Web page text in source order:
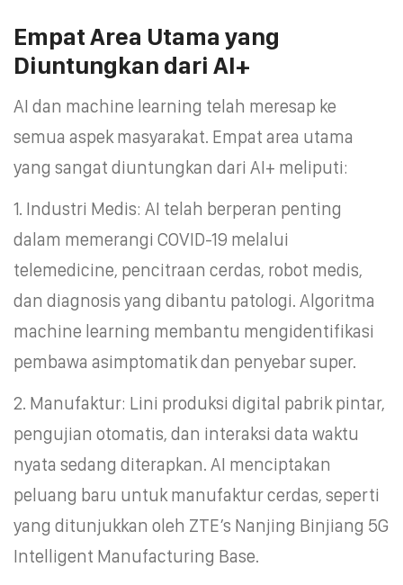
Empat Area Utama yang
Diuntungkan dari AI+
AI dan machine learning telah meresap ke
semua aspek masyarakat. Empat area utama
yang sangat diuntungkan dari AI+ meliputi:
1. Industri Medis: AI telah berperan penting
dalam memerangi COVID-19 melalui
telemedicine, pencitraan cerdas, robot medis,
dan diagnosis yang dibantu patologi. Algoritma
machine learning membantu mengidentifikasi
pembawa asimptomatik dan penyebar super.
2. Manufaktur: Lini produksi digital pabrik pintar,
pengujian otomatis, dan interaksi data waktu
nyata sedang diterapkan. AI menciptakan
peluang baru untuk manufaktur cerdas, seperti
yang ditunjukkan oleh ZTE’s Nanjing Binjiang 5G
Intelligent Manufacturing Base.